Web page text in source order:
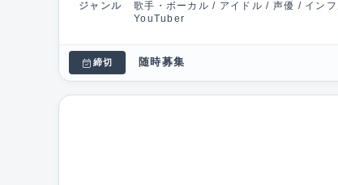
ジャンル
歌手・ボーカル / アイドル / 声優 / イン
YouTuber
締切 随時募集